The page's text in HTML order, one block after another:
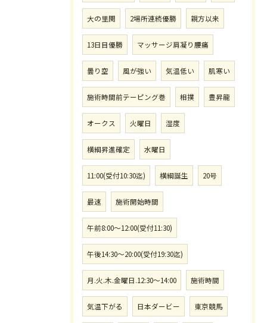
大の里関 2場所連続優勝 親方以来
13日目優勝 マッサージ肩凝り腰痛
曇り空 風が強い 気温低い 肌寒い
施術時間前テーピング巻 相撲 豊昇龍
オークス 火曜日 湿度
横綱昇進確定 水曜日
11:00(受付10:30迄) 横綱誕生 20号
最速 施術開始時間
午前8:00〜12:00(受付11:30)
午後14:30〜20:00(受付19:30迄)
月.火.木.金曜日.12:30〜14:00 施術時間
気温下がる 日本ダービー 東京競馬